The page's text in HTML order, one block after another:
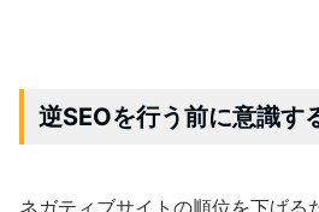
逆SEOを行う前に意識す